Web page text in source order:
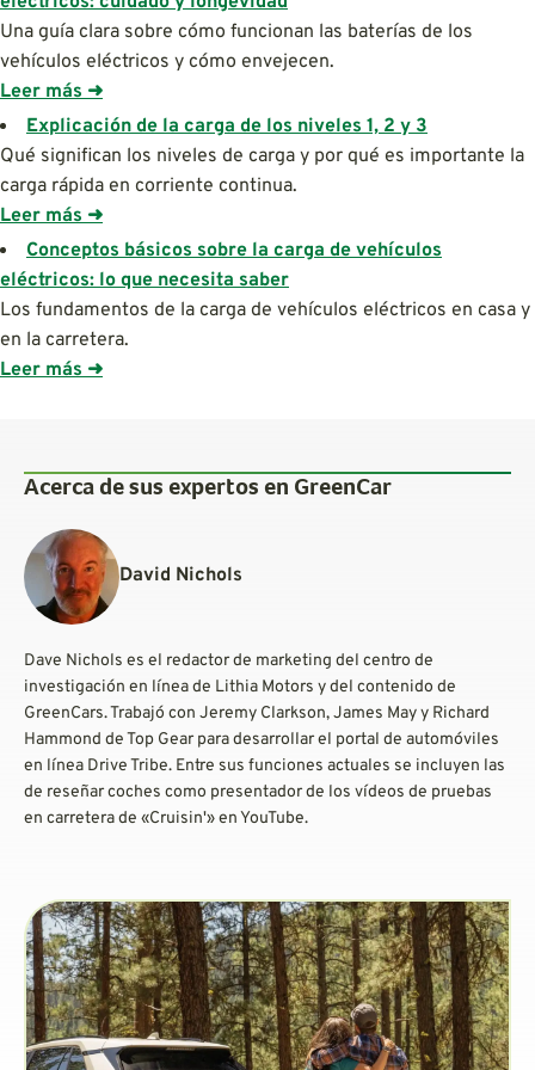
Una guía clara sobre cómo funcionan las baterías de los
vehículos eléctricos y cómo envejecen.
Leer más ➜
Explicación de la carga de los niveles 1, 2 y 3
Qué significan los niveles de carga y por qué es importante la
carga rápida en corriente continua.
Leer más ➜
Conceptos básicos sobre la carga de vehículos
eléctricos: lo que necesita saber
Los fundamentos de la carga de vehículos eléctricos en casa y
en la carretera.
Leer más ➜
Acerca de sus expertos en GreenCar
David Nichols
Dave Nichols es el redactor de marketing del centro de
investigación en línea de Lithia Motors y del contenido de
GreenCars. Trabajó con Jeremy Clarkson, James May y Richard
Hammond de Top Gear para desarrollar el portal de automóviles
en línea Drive Tribe. Entre sus funciones actuales se incluyen las
de reseñar coches como presentador de los vídeos de pruebas
en carretera de «Cruisin'» en YouTube.